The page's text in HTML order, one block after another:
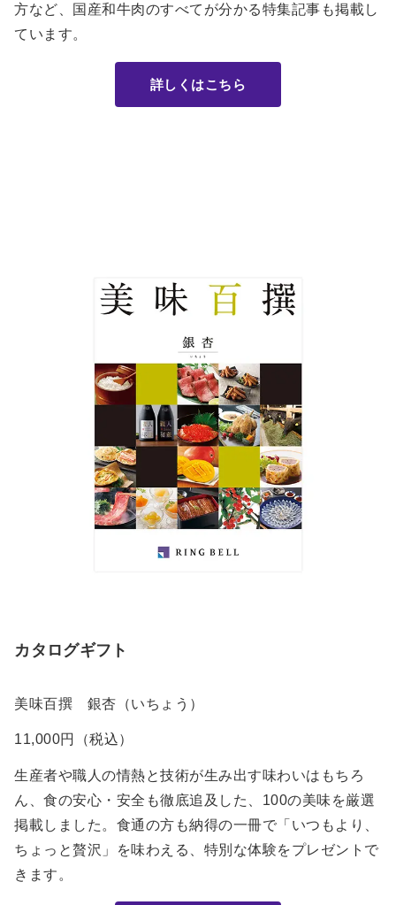
方など、国産和牛肉のすべてが分かる特集記事も掲載し
ています。
詳しくはこちら
カタログギフト
美味百撰 銀杏（いちょう）
11,000円（税込）
生産者や職人の情熱と技術が生み出す味わいはもちろ
ん、食の安心・安全も徹底追及した、100の美味を厳選
掲載しました。食通の方も納得の一冊で「いつもより、
ちょっと贅沢」を味わえる、特別な体験をプレゼントで
きます。